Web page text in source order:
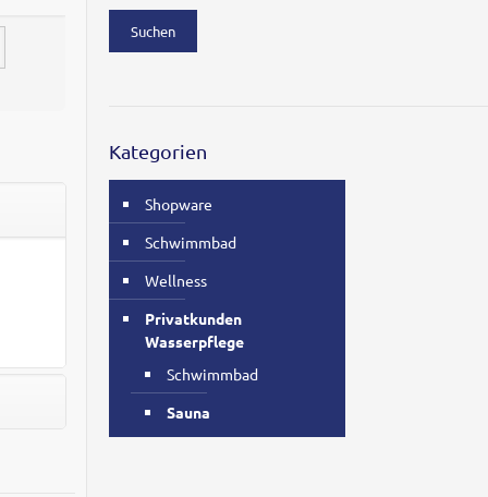
Suchen
Kategorien
Shopware
Schwimmbad
Wellness
Privatkunden
Wasserpflege
Schwimmbad
Sauna